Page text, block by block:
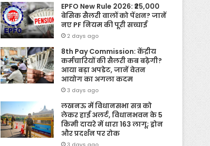
EPFO New Rule 2026: ₹25,000
बेसिक सैलरी वालों को पेंशन? जानें
नए PF नियम की पूरी सच्चाई
2 days ago
8th Pay Commission: केंद्रीय
कर्मचारियों की सैलरी कब बढ़ेगी?
आया बड़ा अपडेट, जानें वेतन
आयोग का अगला कदम
3 days ago
लखनऊ में विधानसभा सत्र को
लेकर हाई अलर्ट, विधानभवन के 5
किमी दायरे में धारा 163 लागू; ड्रोन
और प्रदर्शन पर रोक
3 days ago